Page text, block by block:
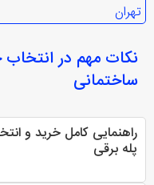
تهران
نکات مهم در انتخاب
ساختمانی
راهنمایی کامل خرید و
پله برقی